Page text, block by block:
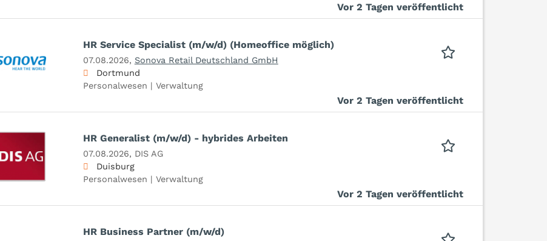
Vor 2 Tagen veröffentlicht
HR Service Specialist (m/w/d) (Homeoffice möglich)
07.08.2026, Sonova Retail Deutschland GmbH
Dortmund
Personalwesen | Verwaltung
Vor 2 Tagen veröffentlicht
HR Generalist (m/w/d) - hybrides Arbeiten
07.08.2026, DIS AG
Duisburg
Personalwesen | Verwaltung
Vor 2 Tagen veröffentlicht
HR Business Partner (m/w/d)